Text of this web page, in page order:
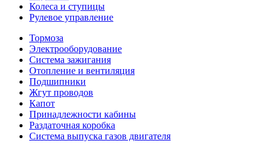
Колеса и ступицы
Рулевое управление
Тормоза
Электрооборудование
Система зажигания
Отопление и вентиляция
Подшипники
Жгут проводов
Капот
Принадлежности кабины
Раздаточная коробка
Система выпуска газов двигателя